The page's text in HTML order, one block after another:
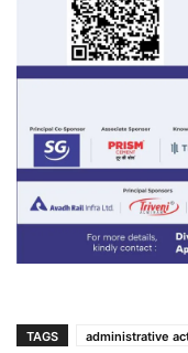
TAGS administrative